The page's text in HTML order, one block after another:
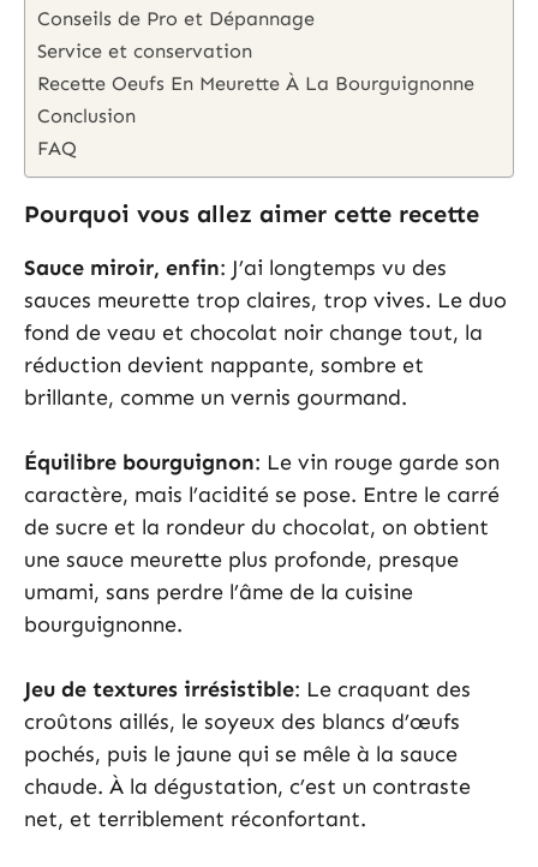
Conseils de Pro et Dépannage
Service et conservation
Recette Oeufs En Meurette À La Bourguignonne
Conclusion
FAQ
Pourquoi vous allez aimer cette recette
Sauce miroir, enfin: J’ai longtemps vu des
sauces meurette trop claires, trop vives. Le duo
fond de veau et chocolat noir change tout, la
réduction devient nappante, sombre et
brillante, comme un vernis gourmand.
Équilibre bourguignon: Le vin rouge garde son
caractère, mais l’acidité se pose. Entre le carré
de sucre et la rondeur du chocolat, on obtient
une sauce meurette plus profonde, presque
umami, sans perdre l’âme de la cuisine
bourguignonne.
Jeu de textures irrésistible: Le craquant des
croûtons aillés, le soyeux des blancs d’œufs
pochés, puis le jaune qui se mêle à la sauce
chaude. À la dégustation, c’est un contraste
net, et terriblement réconfortant.